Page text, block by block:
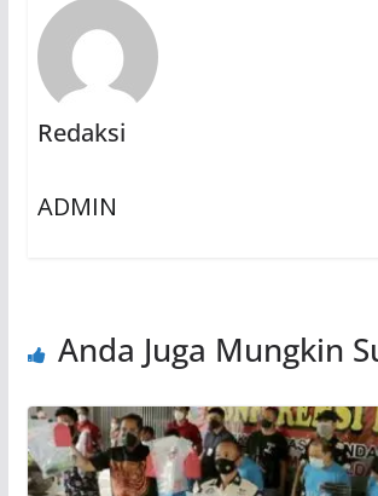
Redaksi
ADMIN
Anda Juga Mungkin